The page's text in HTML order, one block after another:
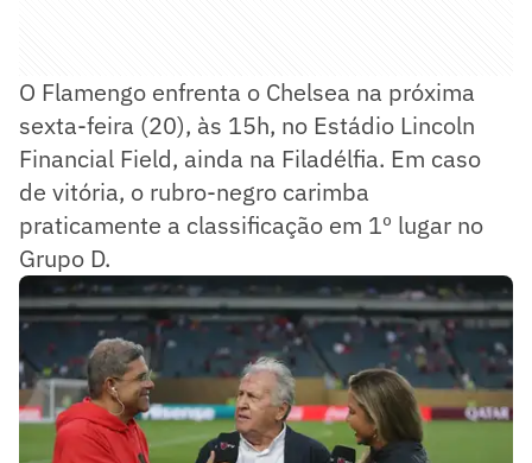
O Flamengo enfrenta o Chelsea na próxima
sexta-feira (20), às 15h, no Estádio Lincoln
Financial Field, ainda na Filadélfia. Em caso
de vitória, o rubro-negro carimba
praticamente a classificação em 1º lugar no
Grupo D.